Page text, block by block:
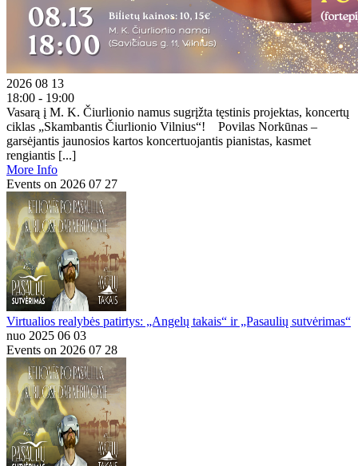
2026 08 13
18:00 - 19:00
Vasarą į M. K. Čiurlionio namus sugrįžta tęstinis projektas, koncertų
ciklas „Skambantis Čiurlionio Vilnius“! Povilas Norkūnas –
garsėjantis jaunosios kartos koncertuojantis pianistas, kasmet
rengiantis [...]
More Info
Events on 2026 07 27
Virtualios realybės patirtys: „Angelų takais“ ir „Pasaulių sutvėrimas“
nuo 2025 06 03
Events on 2026 07 28